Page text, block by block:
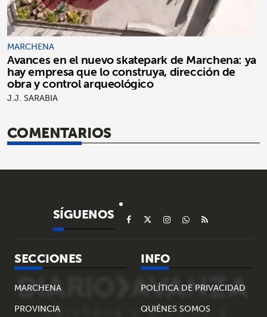
MARCHENA
Avances en el nuevo skatepark de Marchena: ya
hay empresa que lo construya, dirección de
obra y control arqueológico
J.J. SARABIA
COMENTARIOS
SÍGUENOS
SECCIONES
MARCHENA
PROVINCIA
INFO
POLÍTICA DE PRIVACIDAD
QUIÉNES SOMOS